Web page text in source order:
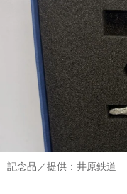
記念品／提供：井原鉄道